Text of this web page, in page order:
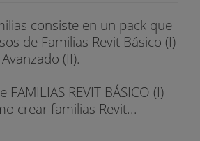
consiste en un pack que
de Familias Revit Básico (I)
(II).
FAMILIAS REVIT BÁSICO (I)
crear familias Revit...